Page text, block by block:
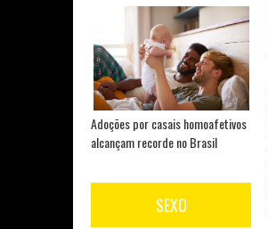
Adoções por casais homoafetivos
alcançam recorde no Brasil
SEXO